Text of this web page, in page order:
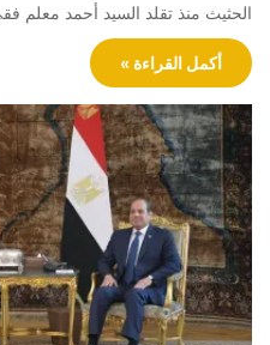
الحثيث منذ تقلد السيد أحمد
أكمل القراءة »